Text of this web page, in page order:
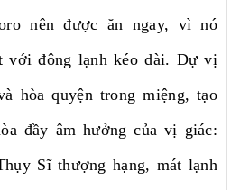
nên được ăn ngay, vì nó
với đông lạnh kéo dài. Dự vị
hòa quyện trong miệng, tạo
đầy âm hưởng của vị giác:
Sĩ thượng hạng, mát lạnh